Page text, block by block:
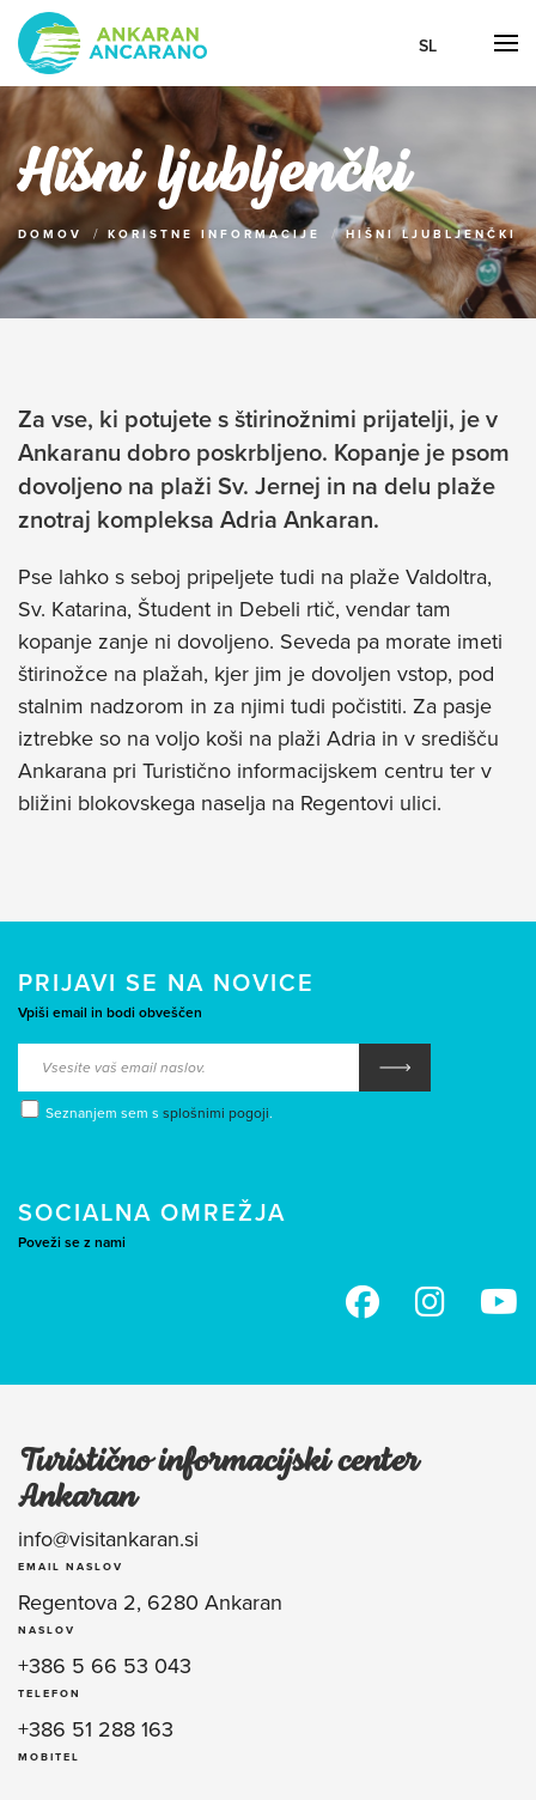
SL
Hišni ljubljenčki
DOMOV KORISTNE INFORMACIJE HIŠNI LJUBLJENČKI
Za vse, ki potujete s štirinožnimi prijatelji, je v
Ankaranu dobro poskrbljeno. Kopanje je psom
dovoljeno na plaži Sv. Jernej in na delu plaže
znotraj kompleksa Adria Ankaran.
Pse lahko s seboj pripeljete tudi na plaže Valdoltra,
Sv. Katarina, Študent in Debeli rtič, vendar tam
kopanje zanje ni dovoljeno. Seveda pa morate imeti
štirinožce na plažah, kjer jim je dovoljen vstop, pod
stalnim nadzorom in za njimi tudi počistiti. Za pasje
iztrebke so na voljo koši na plaži Adria in v središču
Ankarana pri Turistično informacijskem centru ter v
bližini blokovskega naselja na Regentovi ulici.
PRIJAVI SE NA NOVICE
Vpiši email in bodi obveščen
Seznanjem sem s splošnimi pogoji.
SOCIALNA OMREŽJA
Poveži se z nami
Turistično informacijski center
Ankaran
info@visitankaran.si
EMAIL NASLOV
Regentova 2, 6280 Ankaran
NASLOV
+386 5 66 53 043
TELEFON
+386 51 288 163
MOBITEL